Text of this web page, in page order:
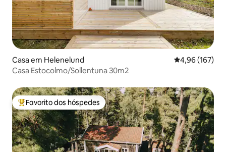
Casa em Helenelund Classificação
4,96 (167)
Casa Estocolmo/Sollentuna 30m2
Favoritos dos hóspedes mais apreciados
Favorito dos hóspedes